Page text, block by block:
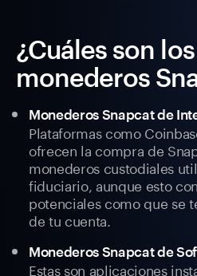
¿Cuáles son
monederos
Monederos Snapcat de
Plataformas como
ofrecen la compra de
monederos custodiales
fiduciario, aunque esto
potenciales como que se
de tu cuenta.
Monederos Snapcat de
Estas son aplicaciones